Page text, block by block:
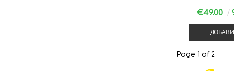
€49.00
Page 1 of 2